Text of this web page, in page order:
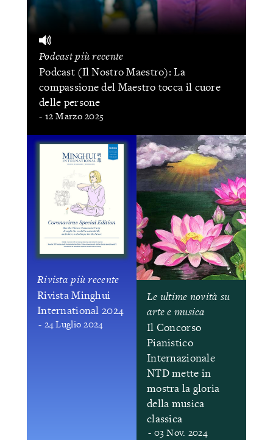
Podcast più recente
Podcast (Il Nostro Maestro): La
compassione del Maestro tocca il cuore
delle persone
- 12 Marzo 2025
Rivista più recente
Rivista Minghui
International 2024
- 24 Luglio 2024
Le ultime novità su
arte e musica
Il Concorso
Pianistico
Internazionale
NTD mette in
mostra la gloria
della musica
classica
- 03 Nov. 2024